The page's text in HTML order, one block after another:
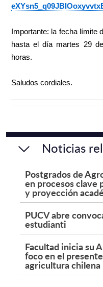
Importante: la fecha límite
hasta el día martes 29
horas.
Saludos cordiales.
Noticias
Postgrados de
en procesos clave
y proyección
PUCV abre
estudianti
Facultad inicia su
foco en el
agricultura chilena